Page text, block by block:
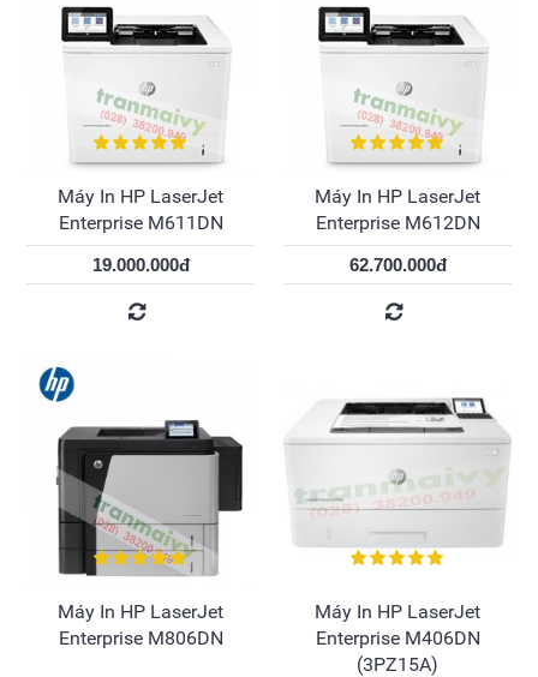
Máy In HP LaserJet
Enterprise M611DN
19.000.000đ
Máy In HP LaserJet
Enterprise M612DN
62.700.000đ
Máy In HP LaserJet
Enterprise M806DN
Máy In HP LaserJet
Enterprise M406DN
(3PZ15A)